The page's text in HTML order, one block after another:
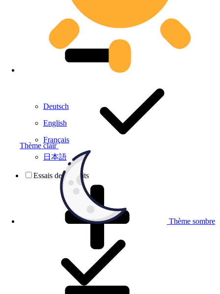
Thème clair
Thème sombre
Deutsch
English
Français
日本語
Essais de produits